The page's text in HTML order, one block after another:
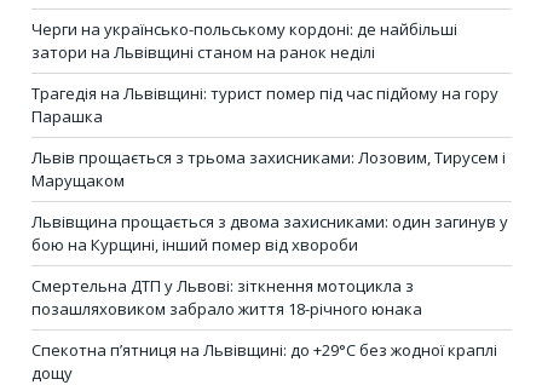
Черги на українсько-польському кордоні: де найбільші
затори на Львівщині станом на ранок неділі
Трагедія на Львівщині: турист помер під час підйому на гору
Парашка
Львів прощається з трьома захисниками: Лозовим, Тирусем і
Марущаком
Львівщина прощається з двома захисниками: один загинув у
бою на Курщині, інший помер від хвороби
Смертельна ДТП у Львові: зіткнення мотоцикла з
позашляховиком забрало життя 18-річного юнака
Спекотна п’ятниця на Львівщині: до +29°C без жодної краплі
дощу